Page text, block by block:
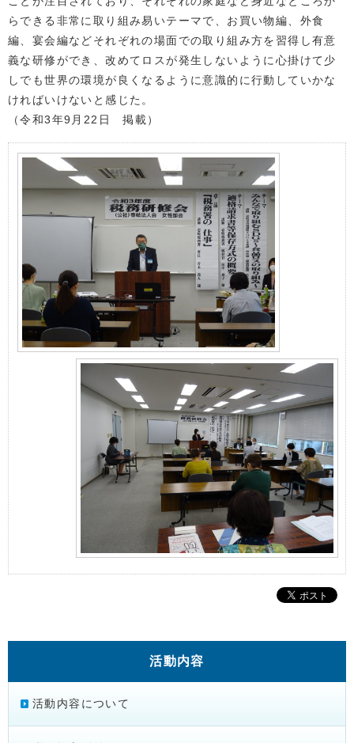
らできる非常に取り組み易いテーマで、お買い物編、外食
編、宴会編などそれぞれの場面での取り組み方を習得し有意
義な研修ができ、改めてロスが発生しないように心掛けて少
しでも世界の環境が良くなるように意識的に行動していかな
ければいけないと感じた。
（令和3年9月22日 掲載）
活動内容
活動内容について